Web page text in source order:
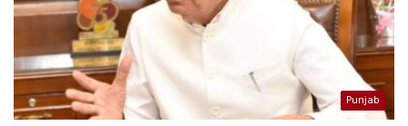
Punjab